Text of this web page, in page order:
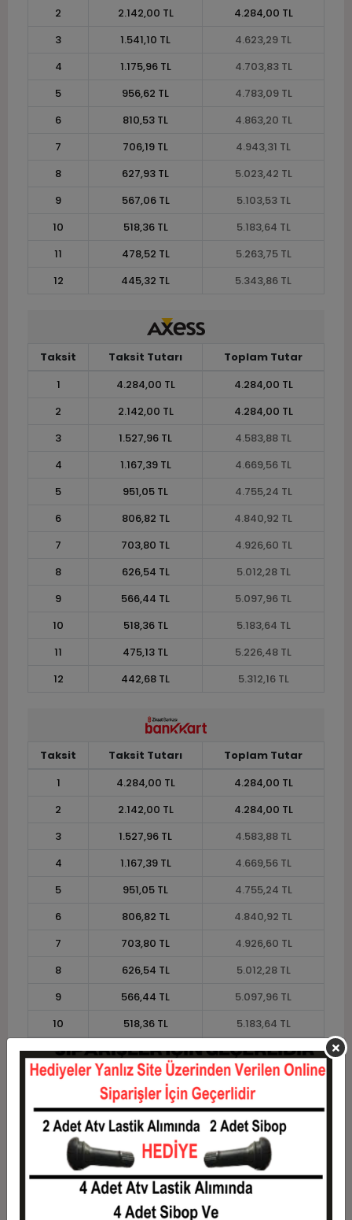
2 2.142,00 TL
4.284,00 TL
3
1.541,10 TL
4.623,29 TL
4
1.175,96 TL
4.703,83 TL
5
956,62 TL
4.783,09 TL
6
810,53 TL
4.863,20 TL
7
706,19 TL
4.943,31 TL
8
627,93 TL
5.023,42 TL
9
567,06 TL
5.103,53 TL
10
518,36 TL
5.183,64 TL
11
478,52 TL
5.263,75 TL
12
445,32 TL 5.343,86 TL
Taksit Taksit Tutarı
Toplam Tutar
1
4.284,00 TL
4.284,00 TL
2
2.142,00 TL
4.284,00 TL
3
1.527,96 TL
4.583,88 TL
4
1.167,39 TL
4.669,56 TL
5
951,05 TL
4.755,24 TL
6
806,82 TL
4.840,92 TL
7
703,80 TL
4.926,60 TL
8
626,54 TL
5.012,28 TL
9
566,44 TL
5.097,96 TL
10
518,36 TL
5.183,64 TL
11
475,13 TL
5.226,48 TL
12
442,68 TL 5.312,16 TL
Taksit Taksit Tutarı
Toplam Tutar
1
4.284,00 TL
4.284,00 TL
2
2.142,00 TL
4.284,00 TL
3
1.527,96 TL
4.583,88 TL
4
1.167,39 TL
4.669,56 TL
5
951,05 TL
4.755,24 TL
6
806,82 TL
4.840,92 TL
7
703,80 TL
4.926,60 TL
8
626,54 TL
5.012,28 TL
9
566,44 TL
5.097,96 TL
10
518,36 TL
5.183,64 TL
11
475,13 TL
5.226,48 TL
12
442,68 TL 5.312,16 TL
Taksit Taksit Tutarı
Toplam Tutar
1
4.284,00 TL
4.284,00 TL
2.142,00 TL